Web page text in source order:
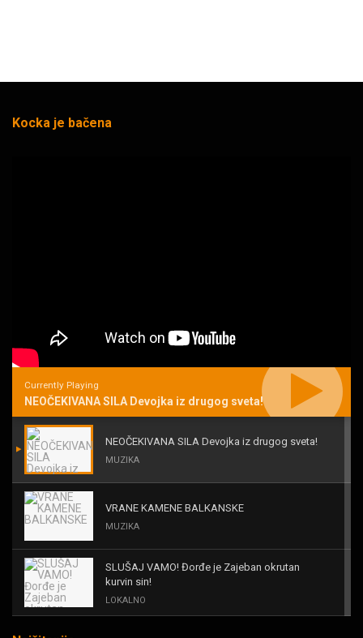
Kocka je bačena
Currently Playing
NEOČEKIVANA SILA Devojka iz drugog sveta!
NEOČEKIVANA SILA Devojka iz drugog sveta!
MUZIKA
VRANE KAMENE BALKANSKE
MUZIKA
SLUŠAJ VAMO! Đorđe je Zajeban okrutan
kurvin sin!
LOKALNO